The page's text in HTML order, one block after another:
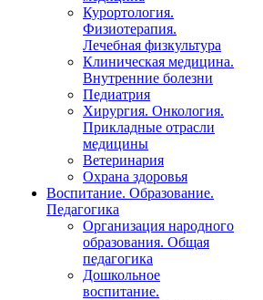
Курортология.
Физиотерапия.
Лечебная физкультура
Клиническая медицина.
Внутренние болезни
Педиатрия
Хирургия. Онкология.
Прикладные отрасли
медицины
Ветеринария
Охрана здоровья
Воспитание. Образование.
Педагогика
Организация народного
образования. Общая
педагогика
Дошкольное
воспитание.